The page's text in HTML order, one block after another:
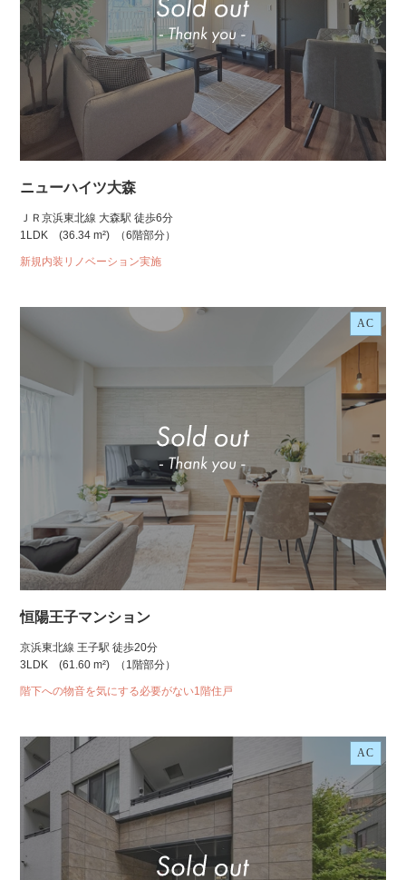
ニューハイツ大森
ＪＲ京浜東北線 大森駅 徒歩6分
1LDK
(36.34 m²) （6階部分）
新規内装リノベーション実施
AC
恒陽王子マンション
京浜東北線 王子駅 徒歩20分
3LDK
(61.60 m²) （1階部分）
階下への物音を気にする必要がない1階住戸
AC